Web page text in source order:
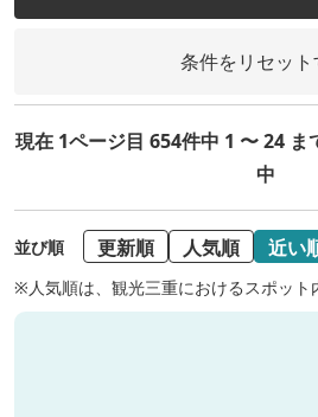
条件をリセット
現在 1ページ目 654件中 1 〜 24
中
並び順 更新順 人気順 近い
※人気順は、観光三重におけるスポット